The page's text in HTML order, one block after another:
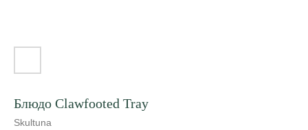
Блюдо Clawfooted Tray
Skultuna